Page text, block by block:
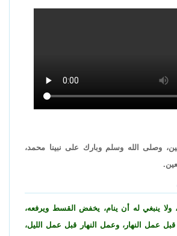
وصلى الله وسلم وبارك على نبينا محمد،
ولا ينبغي له أن ينام، يخفض القسط ويرفعه،
عمل النهار، وعمل النهار قبل عمل الليل،